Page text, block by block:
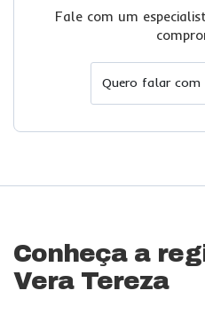
Fale com um
Quero falar com
Conheça a
Vera Tereza